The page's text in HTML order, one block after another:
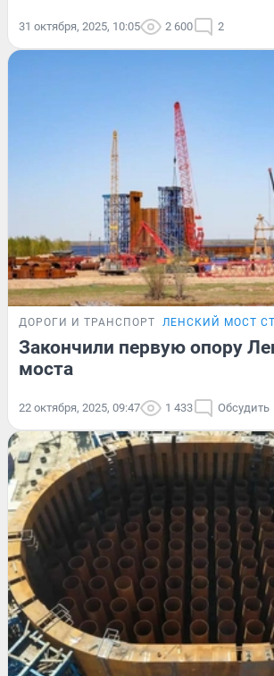
31 октября, 2025, 10:05 2 600 2
ДОРОГИ И ТРАНСПОРТ ЛЕНСКИЙ МОСТ
Закончили первую опору
моста
22 октября, 2025, 09:47 1 433 Обсудить